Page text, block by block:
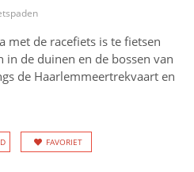
met de racefiets is te fietsen
in de duinen en de bossen van
de Haarlemmeertrekvaart en
FAVORIET